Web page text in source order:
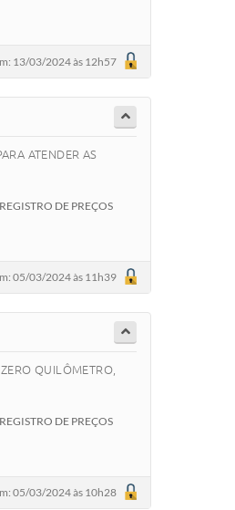
13/03/2024 às 12h57
ATENDER AS
DE PREÇOS
05/03/2024 às 11h39
QUILÔMETRO,
DE PREÇOS
05/03/2024 às 10h28